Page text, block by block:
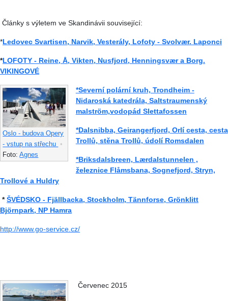
Články s výletem ve Skandinávii související:
*Ledovec Svartisen, Narvik, Vesterály, Lofoty - Svolvær. Laponci
*LOFOTY - Reine, Å, Vikten, Nusfjord, Henningsvær a Borg.
VIKINGOVÉ
Oslo - budova Opery
- vstup na střechu •
Foto:Agnes
*Severní polární kruh, Trondheim -
Nidaroská katedrála, Saltstraumenský
malström,vodopád Slettafossen
*Dalsnibba, Geirangerfjord, Orlí cesta, cesta
Trollů, stěna Trollů, údolí Romsdalen
*Briksdalsbreen, Lærdalstunnelen ,
železnice Flåmsbana, Sognefjord, Stryn,
Trollové a Huldry
*ŠVÉDSKO - Fjällbacka, Stockholm, Tännforse, Grönklitt
Björnpark, NP Hamra
http://www.go-service.cz/
Červenec 2015